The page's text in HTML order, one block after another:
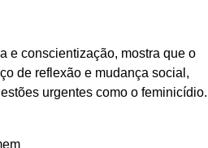
e conscientização, mostra que o
de reflexão e mudança social,
urgentes como o feminicídio.